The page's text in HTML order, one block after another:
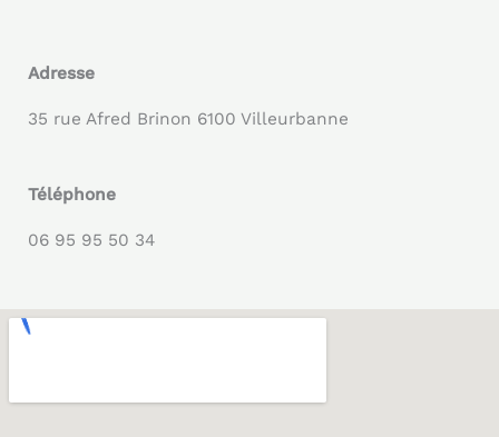
Adresse
35 rue Afred Brinon 6100 Villeurbanne
Téléphone
06 95 95 50 34